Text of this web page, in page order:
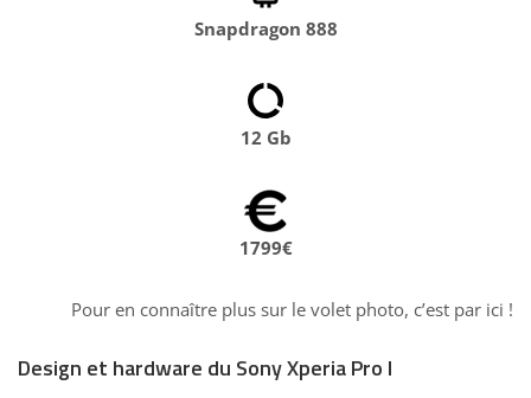
Snapdragon 888
12 Gb
1799€
Pour en connaître plus sur le volet photo, c’est par ici !
Design et hardware du Sony Xperia Pro I